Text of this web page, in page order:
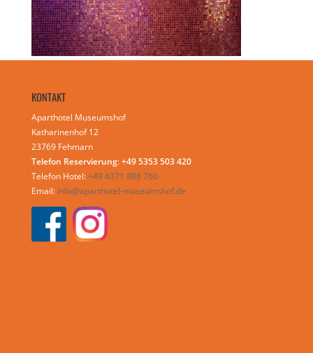
KONTAKT
Aparthotel Museumshof
Katharinenhof 12
23769 Fehmarn
Telefon Reservierung:+49 5353 503 420
Telefon Hotel:+49 4371 888 760
Email: info@aparthotel-museumshof.de